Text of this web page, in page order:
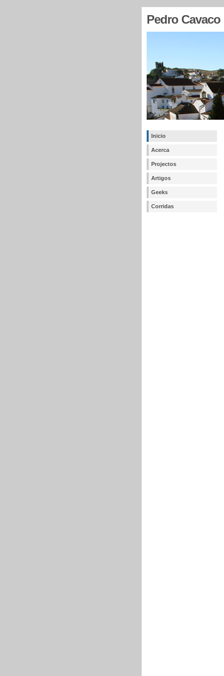
Pedro Cavaco
Inicio
Acerca
Projectos
Artigos
Geeks
Corridas